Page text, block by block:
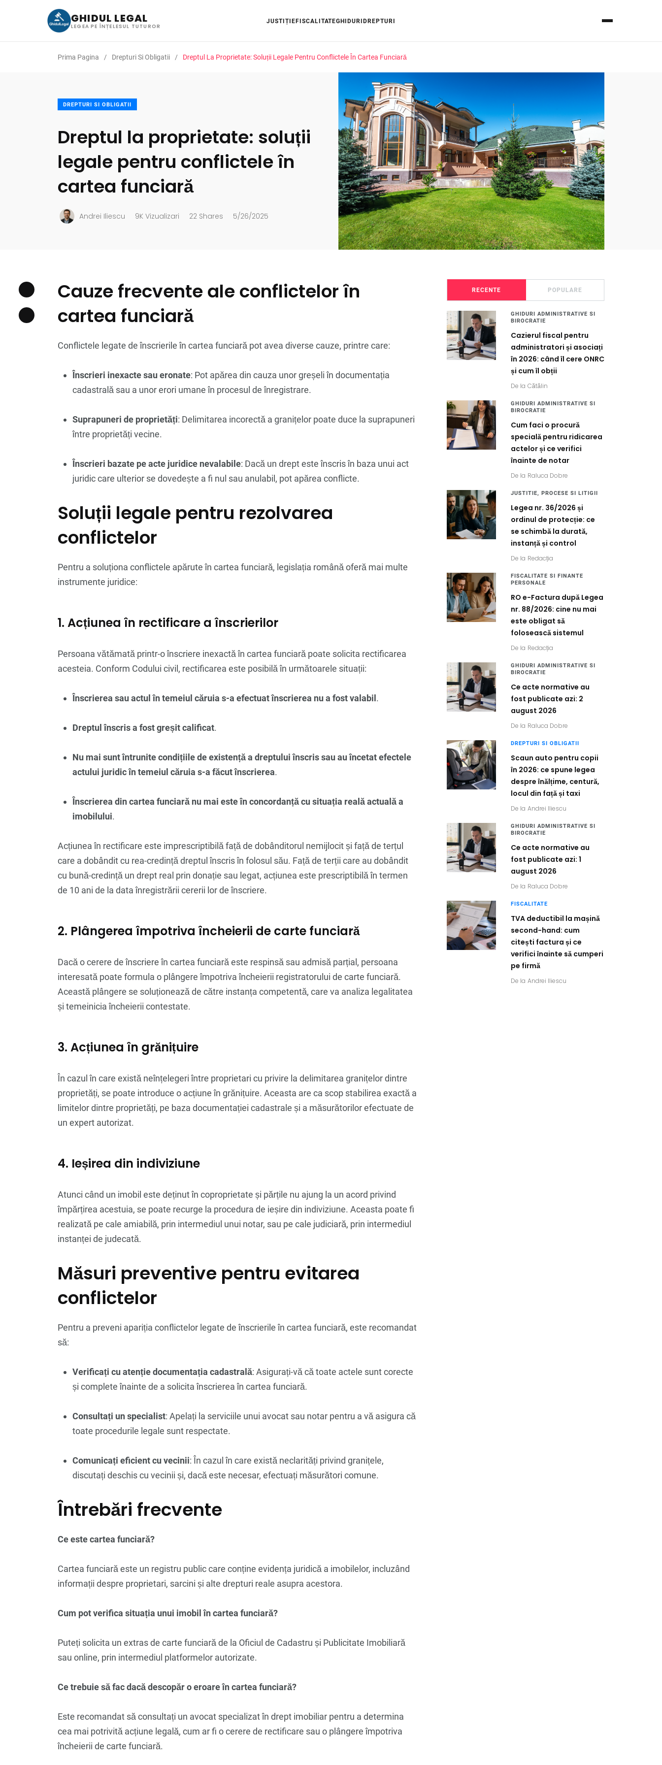
GHIDUL LEGAL
LEGEA PE ÎNȚELESUL TUTUROR
JUSTIȚIE FISCALITATEGHIDURI DREPTURI
Prima Pagina Drepturi Si Obligatii Dreptul La Proprietate: Soluții Legale Pentru Conflictele În Cartea Funciară
DREPTURI SI OBLIGATII
Dreptul la proprietate: soluții
legale pentru conflictele în
cartea funciară
Andrei Iliescu 9K Vizualizari 22 Shares 5/26/2025
Cauze frecvente ale conflictelor în
cartea funciară
Conflictele legate de înscrierile în cartea funciară pot avea diverse cauze, printre care:
Înscrieri inexacte sau eronate: Pot apărea din cauza unor greșeli în documentația
cadastrală sau a unor erori umane în procesul de înregistrare.
Suprapuneri de proprietăți: Delimitarea incorectă a granițelor poate duce la suprapuneri
între proprietăți vecine.
Înscrieri bazate pe acte juridice nevalabile: Dacă un drept este înscris în baza unui act
juridic care ulterior se dovedește a fi nul sau anulabil, pot apărea conflicte.
Soluții legale pentru rezolvarea
conflictelor
Pentru a soluționa conflictele apărute în cartea funciară, legislația română oferă mai multe
instrumente juridice:
1. Acțiunea în rectificare a înscrierilor
Persoana vătămată printr-o înscriere inexactă în cartea funciară poate solicita rectificarea
acesteia. Conform Codului civil, rectificarea este posibilă în următoarele situații:
Înscrierea sau actul în temeiul căruia s-a efectuat înscrierea nu a fost valabil .
Dreptul înscris a fost greșit calificat.
Nu mai sunt întrunite condițiile de existență a dreptului înscris sau au încetat efectele
actului juridic în temeiul căruia s-a făcut înscrierea.
Înscrierea din cartea funciară nu mai este în concordanță cu situația reală actuală a
imobilului.
Acțiunea în rectificare este imprescriptibilă față de dobânditorul nemijlocit și față de terțul
care a dobândit cu rea-credință dreptul înscris în folosul său. Față de terții care au dobândit
cu bună-credință un drept real prin donație sau legat, acțiunea este prescriptibilă în termen
de 10 ani de la data înregistrării cererii lor de înscriere.
2. Plângerea împotriva încheierii de carte funciară
Dacă o cerere de înscriere în cartea funciară este respinsă sau admisă parțial, persoana
interesată poate formula o plângere împotriva încheierii registratorului de carte funciară.
Această plângere se soluționează de către instanța competentă, care va analiza legalitatea
și temeinicia încheierii contestate.
3. Acțiunea în grănițuire
În cazul în care există neînțelegeri între proprietari cu privire la delimitarea granițelor dintre
proprietăți, se poate introduce o acțiune în grănițuire. Aceasta are ca scop stabilirea exactă a
limitelor dintre proprietăți, pe baza documentației cadastrale și a măsurătorilor efectuate de
un expert autorizat.
4. Ieșirea din indiviziune
Atunci când un imobil este deținut în coproprietate și părțile nu ajung la un acord privind
împărțirea acestuia, se poate recurge la procedura de ieșire din indiviziune. Aceasta poate fi
realizată pe cale amiabilă, prin intermediul unui notar, sau pe cale judiciară, prin intermediul
instanței de judecată.
Măsuri preventive pentru evitarea
conflictelor
Pentru a preveni apariția conflictelor legate de înscrierile în cartea funciară, este recomandat
să:
Verificați cu atenție documentația cadastrală: Asigurați-vă că toate actele sunt corecte
și complete înainte de a solicita înscrierea în cartea funciară.
Consultați un specialist: Apelați la serviciile unui avocat sau notar pentru a vă asigura că
toate procedurile legale sunt respectate.
Comunicați eficient cu vecinii: În cazul în care există neclarități privind granițele,
discutați deschis cu vecinii și, dacă este necesar, efectuați măsurători comune.
Întrebări frecvente
Ce este cartea funciară?
Cartea funciară este un registru public care conține evidența juridică a imobilelor, incluzând
informații despre proprietari, sarcini și alte drepturi reale asupra acestora.
Cum pot verifica situația unui imobil în cartea funciară?
Puteți solicita un extras de carte funciară de la Oficiul de Cadastru și Publicitate Imobiliară
sau online, prin intermediul platformelor autorizate.
Ce trebuie să fac dacă descopăr o eroare în cartea funciară?
Este recomandat să consultați un avocat specializat în drept imobiliar pentru a determina
cea mai potrivită acțiune legală, cum ar fi o cerere de rectificare sau o plângere împotriva
încheierii de carte funciară.
RECENTE POPULARE
GHIDURI ADMINISTRATIVE SI
BIROCRATIE
Cazierul fiscal pentru
administratori și asociați
în 2026: când îl cere ONRC
și cum îl obții
De la Cătălin
GHIDURI ADMINISTRATIVE SI
BIROCRATIE
Cum faci o procură
specială pentru ridicarea
actelor și ce verifici
înainte de notar
De la Raluca Dobre
JUSTITIE, PROCESE SI LITIGII
Legea nr. 36/2026 și
ordinul de protecție: ce
se schimbă la durată,
instanță și control
De la Redacția
FISCALITATE SI FINANTE
PERSONALE
RO e-Factura după Legea
nr. 88/2026: cine nu mai
este obligat să
folosească sistemul
De la Redacția
GHIDURI ADMINISTRATIVE SI
BIROCRATIE
Ce acte normative au
fost publicate azi: 2
august 2026
De la Raluca Dobre
DREPTURI SI OBLIGATII
Scaun auto pentru copii
în 2026: ce spune legea
despre înălțime, centură,
locul din față și taxi
De la Andrei Iliescu
GHIDURI ADMINISTRATIVE SI
BIROCRATIE
Ce acte normative au
fost publicate azi: 1
august 2026
De la Raluca Dobre
FISCALITATE
TVA deductibil la mașină
second-hand: cum
citești factura și ce
verifici înainte să cumperi
pe firmă
De la Andrei Iliescu